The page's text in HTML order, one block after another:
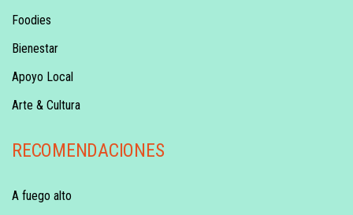
Foodies
Bienestar
Apoyo Local
Arte & Cultura
RECOMENDACIONES
A fuego alto